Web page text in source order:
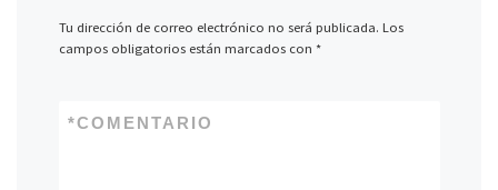
Tu dirección de correo electrónico no será publicada. Los
campos obligatorios están marcados con *
COMENTARIO
*